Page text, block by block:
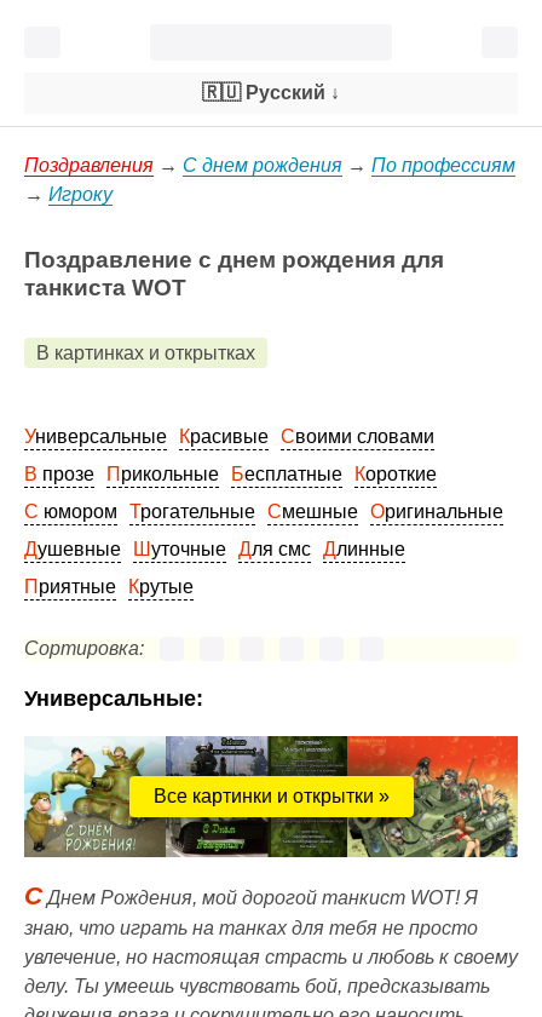
🇷🇺 Русский ↓
Поздравления → С днем рождения → По профессиям
→ Игроку
Поздравление с днем рождения для
танкиста WOT
В картинках и открытках
Универсальные Красивые
Своими словами
В прозе
Прикольные Бесплатные
Короткие
С юмором
Трогательные Смешные
Оригинальные
Душевные
Шуточные Для смс
Длинные
Приятные
Крутые
Сортировка:
Универсальные:
Все картинки и открытки »
СДнем Рождения, мой дорогой танкист WOT! Я
знаю, что играть на танках для тебя не просто
увлечение, но настоящая страсть и любовь к своему
делу. Ты умеешь чувствовать бой, предсказывать